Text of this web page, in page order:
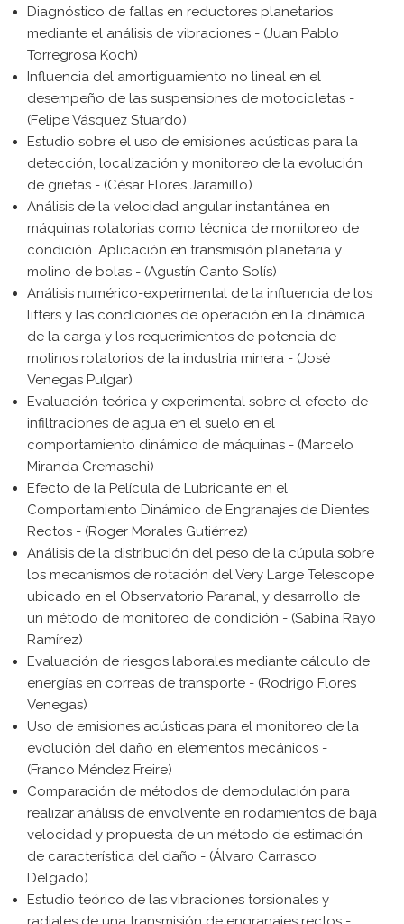
Diagnóstico de fallas en reductores planetarios
mediante el análisis de vibraciones - (Juan Pablo
Torregrosa Koch)
Influencia del amortiguamiento no lineal en el
desempeño de las suspensiones de motocicletas -
(Felipe Vásquez Stuardo)
Estudio sobre el uso de emisiones acústicas para la
detección, localización y monitoreo de la evolución
de grietas - (César Flores Jaramillo)
Análisis de la velocidad angular instantánea en
máquinas rotatorias como técnica de monitoreo de
condición. Aplicación en transmisión planetaria y
molino de bolas - (Agustín Canto Solís)
Análisis numérico-experimental de la influencia de los
lifters y las condiciones de operación en la dinámica
de la carga y los requerimientos de potencia de
molinos rotatorios de la industria minera - (José
Venegas Pulgar)
Evaluación teórica y experimental sobre el efecto de
infiltraciones de agua en el suelo en el
comportamiento dinámico de máquinas - (Marcelo
Miranda Cremaschi)
Efecto de la Película de Lubricante en el
Comportamiento Dinámico de Engranajes de Dientes
Rectos - (Roger Morales Gutiérrez)
Análisis de la distribución del peso de la cúpula sobre
los mecanismos de rotación del Very Large Telescope
ubicado en el Observatorio Paranal, y desarrollo de
un método de monitoreo de condición - (Sabina Rayo
Ramírez)
Evaluación de riesgos laborales mediante cálculo de
energías en correas de transporte - (Rodrigo Flores
Venegas)
Uso de emisiones acústicas para el monitoreo de la
evolución del daño en elementos mecánicos -
(Franco Méndez Freire)
Comparación de métodos de demodulación para
realizar análisis de envolvente en rodamientos de baja
velocidad y propuesta de un método de estimación
de característica del daño - (Álvaro Carrasco
Delgado)
Estudio teórico de las vibraciones torsionales y